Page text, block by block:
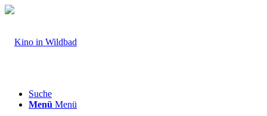
Suche
Menü Menü